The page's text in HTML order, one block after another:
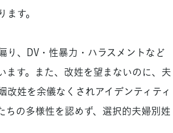
す。
、DV・性暴力・ハラスメントなど
す。また、改姓を望まないのに、夫
姓を余儀なくされアイデンティティ
の多様性を認めず、選択的夫婦別姓